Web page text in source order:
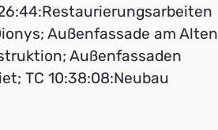
Außenfassade am Alten
Außenfassaden
TC 10:38:08:Neubau